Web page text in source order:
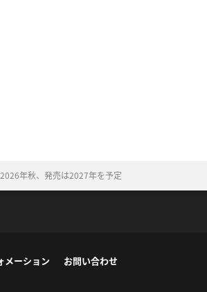
年秋、発売は2027年を予定
メーション お問い合わせ